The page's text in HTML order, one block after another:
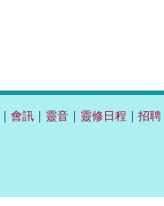
| 會訊 | 靈音 | 靈修日程 | 招聘